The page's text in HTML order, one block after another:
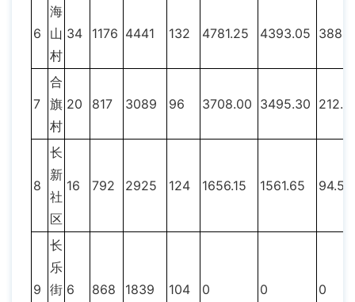
6
海
山
村
34 1176 4441 132 4781.25 4393.05 388.2
7
合
旗
村
20 817 3089 96 3708.00 3495.30
8
长
新
社
区
16 792 2925 124 1656.15 1561.65
9
长
乐
街 6 868 1839 104 0 0 0